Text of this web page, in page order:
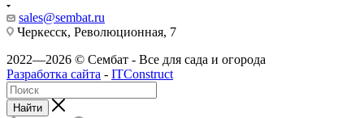
sales@sembat.ru
Черкесск, Революционная, 7
2022—2026 © Сембат - Все для сада и огорода
Разработка сайта - ITConstruct
Найти